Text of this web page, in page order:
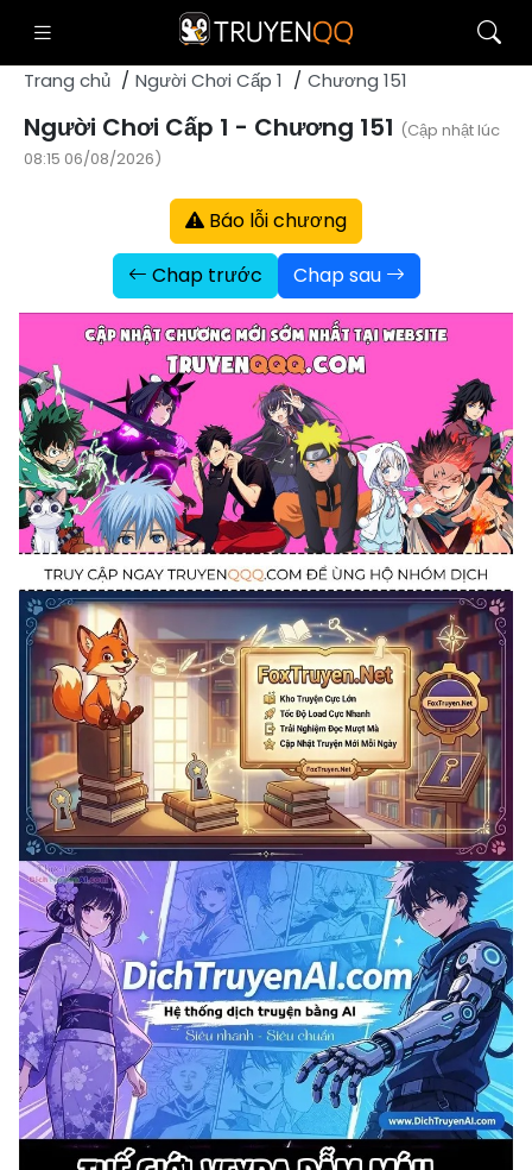
Trang chủ Người Chơi Cấp 1 Chương 151
Người Chơi Cấp 1 - Chương 151 (Cập nhật lúc
08:15 06/08/2026)
Báo lỗi chương
Chap trước
Chap sau